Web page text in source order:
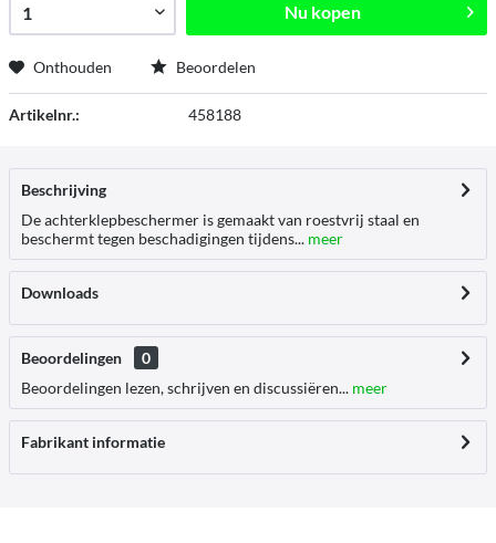
Nu kopen
Onthouden Beoordelen
Artikelnr.: 458188
Beschrijving
De achterklepbeschermer is gemaakt van roestvrij staal en
beschermt tegen beschadigingen tijdens... meer
Downloads
Beoordelingen
0
Beoordelingen lezen, schrijven en discussiëren... meer
Fabrikant informatie